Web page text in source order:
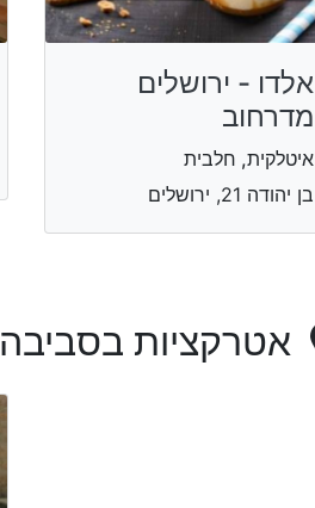
אלדו - ירושלים
מדרחוב
איטלקית, חלבית
בן יהודה 21, ירושלים
אטרקציות בסביבה